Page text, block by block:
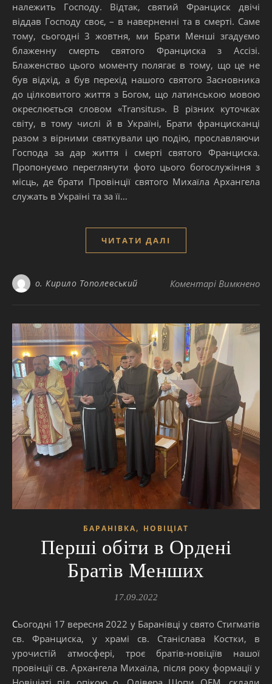
належить Господу. Відтак, святий Франциск двічі
віддав Господу своє, – в наверненні та в смерті. Саме
тому, сьогодні 3 жовтня, ми Брати Менші згадуємо
блаженну смерть святого Франциска з Ассізі.
Блаженство цього моменту полягає в тому, що це не
був відхід, а був перехід нашого святого Засновника
до цілковитого життя з Богом, що латинською мовою
окреслюється словом «Transitus». В різних куточках
світу, в тому числі й в Україні, Брати францисканці
разом з вірними святкували цю подію, прославляючи
Господа за дар життя і смерті святого Франциска.
Пропонуємо переглянути фото цього богослужіння з
місць, де брати Провінції святого Михаїла Архангела
служать в Україні та за її…
ЧИТАТИ ДАЛІ
о. Кирило Тополевський Коментарі Вимкненодо
БАРАНІВКА, НОВІЦІАТ
Перші обіти в Ордені
Братів Менших
17.09.2022
Сьогодні 17 вересня 2022 у Баранівці у свято Стигматів
св. Франциска, у храмі св. Станіслава Костки, в
урочистій атмосфері, троє братів-новіціїв нашої
провінції св. Архангела Михаїла, після року формації у